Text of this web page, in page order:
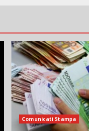
Comunicati Stampa